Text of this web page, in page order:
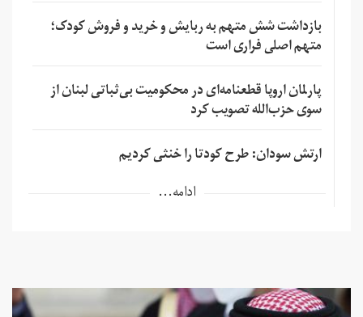
بازداشت شش متهم به ربایش و خرید و فروش کودک؛
متهم اصلی فراری است
پارلمان اروپا قطعنامه‌ای در محکومیت بی‌ثباتی لبنان از
سوی حزب‌الله تصویب کرد
ارتش سودان: طرح کودتا را خنثی کردیم
ادامه...